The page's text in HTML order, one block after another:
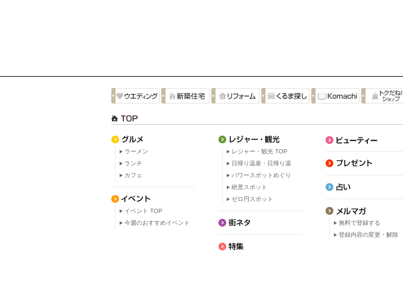
ラーメン
ランチ
カフェ
イベント TOP
今週のおすすめイベント
レジャー・観光 TOP
日帰り温泉・日帰り湯
パワースポットめぐり
絶景スポット
ゼロ円スポット
無料で登録する
登録内容の変更・解除